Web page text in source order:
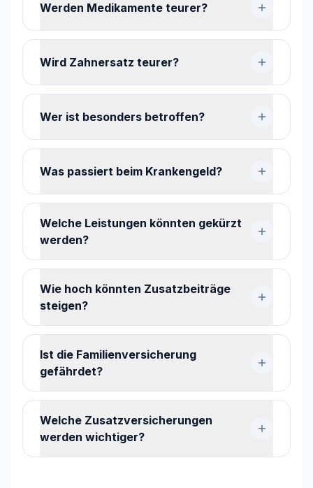
Werden Medikamente teurer?
Wird Zahnersatz teurer?
Wer ist besonders betroffen?
Was passiert beim Krankengeld?
Welche Leistungen könnten gekürzt
werden?
Wie hoch könnten Zusatzbeiträge
steigen?
Ist die Familienversicherung
gefährdet?
Welche Zusatzversicherungen
werden wichtiger?